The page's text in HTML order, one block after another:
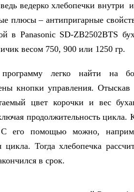
ведерко хлебопечки внутри
плюсы – антипригарные
в Panasonic SD-ZB2502BTS
весом 750, 900 или 1250 гр.
легко найти на
кнопки управления. Отыскав
цвет корочки и вес
продолжительность цикла.
С его помощью можно,
цикла. Тогда хлебопечка
в срок.